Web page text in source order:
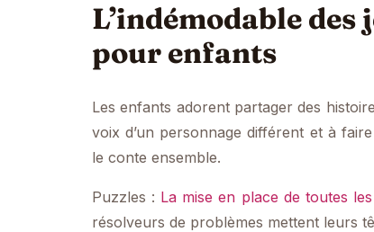
L’indémodable
pour enfants
Les enfants adorent partager des
voix d’un personnage différent et à
le conte ensemble.
Puzzles : La mise en place de toutes
résolveurs de problèmes mettent leurs